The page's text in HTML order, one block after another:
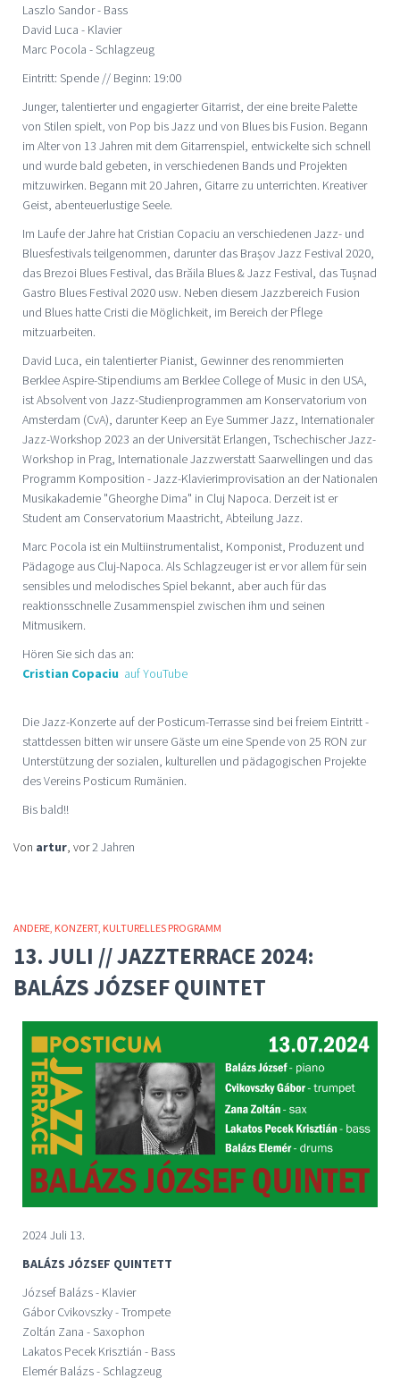
Laszlo Sandor - Bass
David Luca - Klavier
Marc Pocola - Schlagzeug
Eintritt: Spende // Beginn: 19:00
Junger, talentierter und engagierter Gitarrist, der eine breite Palette
von Stilen spielt, von Pop bis Jazz und von Blues bis Fusion. Begann
im Alter von 13 Jahren mit dem Gitarrenspiel, entwickelte sich schnell
und wurde bald gebeten, in verschiedenen Bands und Projekten
mitzuwirken. Begann mit 20 Jahren, Gitarre zu unterrichten. Kreativer
Geist, abenteuerlustige Seele.
Im Laufe der Jahre hat Cristian Copaciu an verschiedenen Jazz- und
Bluesfestivals teilgenommen, darunter das Brașov Jazz Festival 2020,
das Brezoi Blues Festival, das Brăila Blues & Jazz Festival, das Tușnad
Gastro Blues Festival 2020 usw. Neben diesem Jazzbereich Fusion
und Blues hatte Cristi die Möglichkeit, im Bereich der Pflege
mitzuarbeiten.
David Luca, ein talentierter Pianist, Gewinner des renommierten
Berklee Aspire-Stipendiums am Berklee College of Music in den USA,
ist Absolvent von Jazz-Studienprogrammen am Konservatorium von
Amsterdam (CvA), darunter Keep an Eye Summer Jazz, Internationaler
Jazz-Workshop 2023 an der Universität Erlangen, Tschechischer Jazz-
Workshop in Prag, Internationale Jazzwerstatt Saarwellingen und das
Programm Komposition - Jazz-Klavierimprovisation an der Nationalen
Musikakademie "Gheorghe Dima" in Cluj Napoca. Derzeit ist er
Student am Conservatorium Maastricht, Abteilung Jazz.
Marc Pocola ist ein Multiinstrumentalist, Komponist, Produzent und
Pädagoge aus Cluj-Napoca. Als Schlagzeuger ist er vor allem für sein
sensibles und melodisches Spiel bekannt, aber auch für das
reaktionsschnelle Zusammenspiel zwischen ihm und seinen
Mitmusikern.
Hören Sie sich das an:
Cristian Copaciu auf YouTube
Die Jazz-Konzerte auf der Posticum-Terrasse sind bei freiem Eintritt -
stattdessen bitten wir unsere Gäste um eine Spende von 25 RON zur
Unterstützung der sozialen, kulturellen und pädagogischen Projekte
des Vereins Posticum Rumänien.
Bis bald!!
Von artur, vor2 Jahren
ANDERE KONZERT KULTURELLES PROGRAMM
13. JULI // JAZZTERRACE 2024:
BALÁZS JÓZSEF QUINTET
2024 Juli 13.
BALÁZS JÓZSEF QUINTETT
József Balázs - Klavier
Gábor Cvikovszky - Trompete
Zoltán Zana - Saxophon
Lakatos Pecek Krisztián - Bass
Elemér Balázs - Schlagzeug